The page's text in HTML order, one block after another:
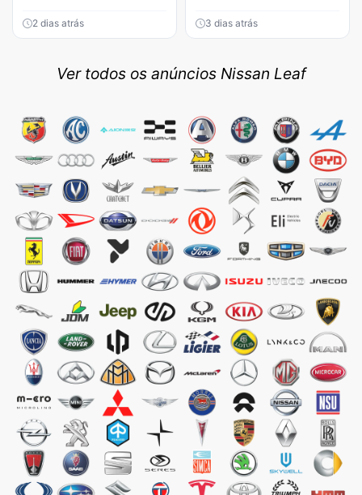
2 dias atrás 3 dias atrás
Ver todos os anúncios Nissan Leaf